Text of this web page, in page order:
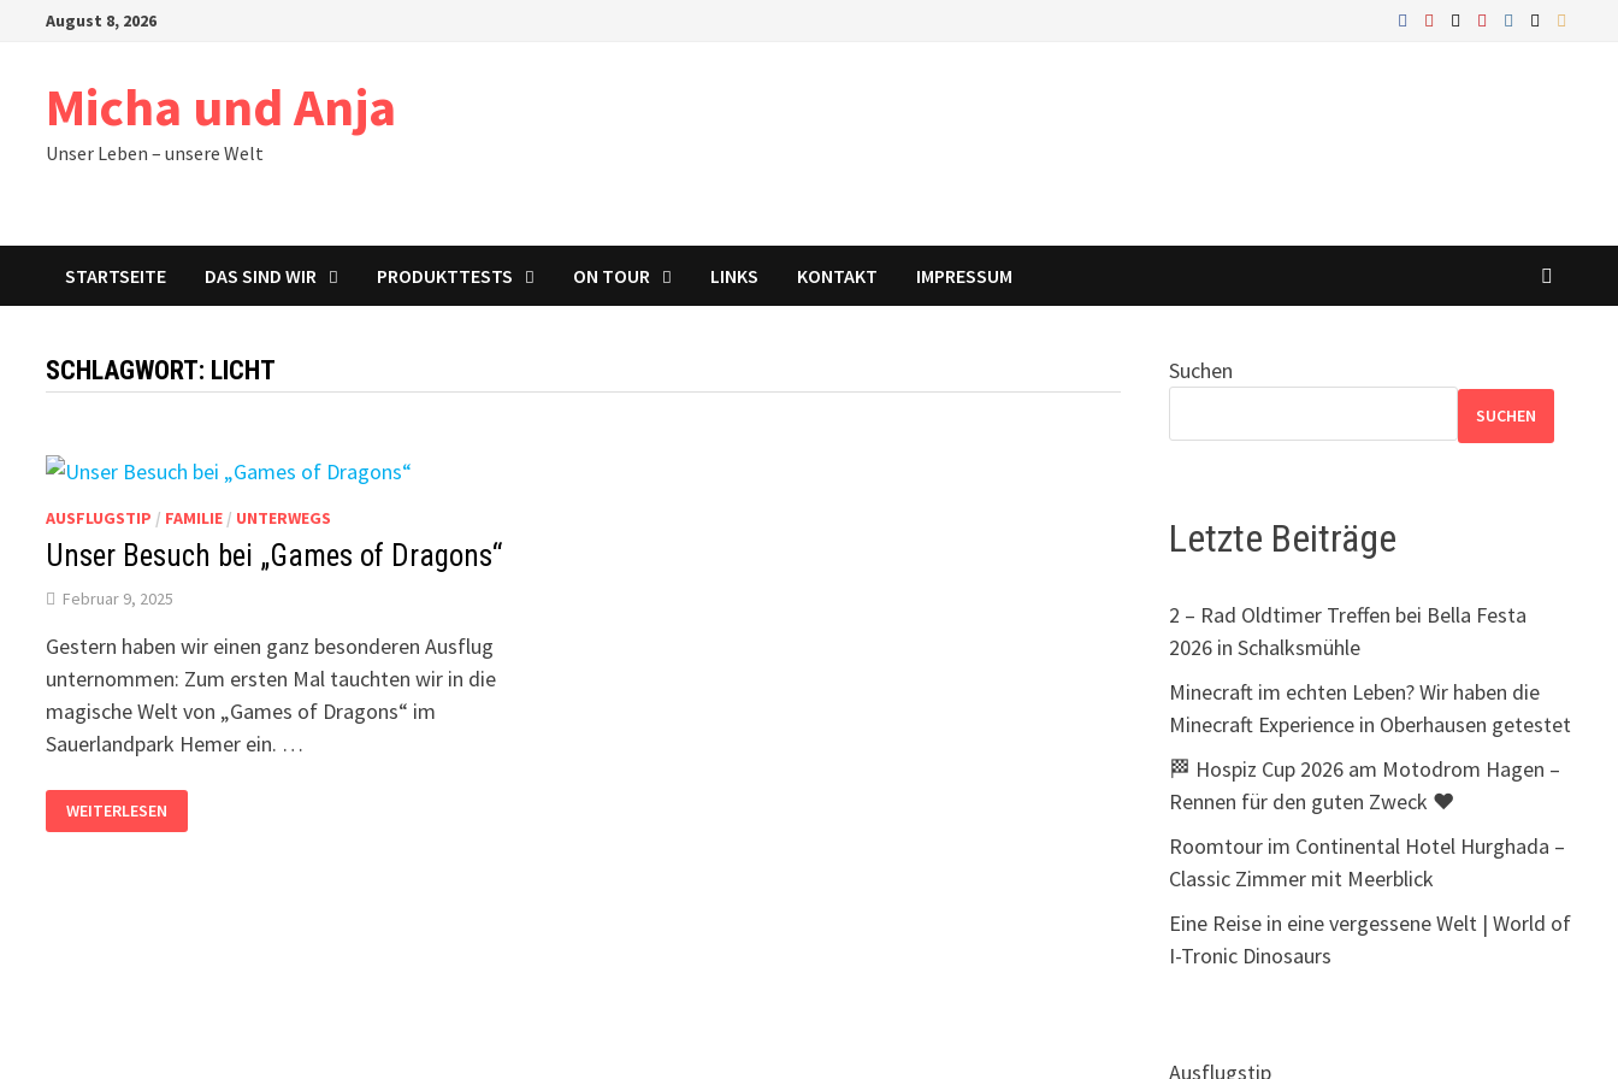
August 8, 2026
Micha und Anja
Unser Leben – unsere Welt
STARTSEITE DAS SIND WIR PRODUKTTESTS ON TOUR LINKS KONTAKT IMPRESSUM
SCHLAGWORT: LICHT
AUSFLUGSTIP / FAMILIE / UNTERWEGS
Unser Besuch bei „Games of Dragons“
Februar 9, 2025
Gestern haben wir einen ganz besonderen Ausflug
unternommen: Zum ersten Mal tauchten wir in die
magische Welt von „Games of Dragons“ im
Sauerlandpark Hemer ein. …
BESUCH
BEI
WEITERLESEN
Suchen
SUCHEN
Letzte Beiträge
2 – Rad Oldtimer Treffen bei Bella Festa
2026 in Schalksmühle
Minecraft im echten Leben? Wir haben die
Minecraft Experience in Oberhausen getestet
🏁 Hospiz Cup 2026 am Motodrom Hagen –
Rennen für den guten Zweck ❤️
Roomtour im Continental Hotel Hurghada –
Classic Zimmer mit Meerblick
Eine Reise in eine vergessene Welt | World of
I-Tronic Dinosaurs
Ausflugstip